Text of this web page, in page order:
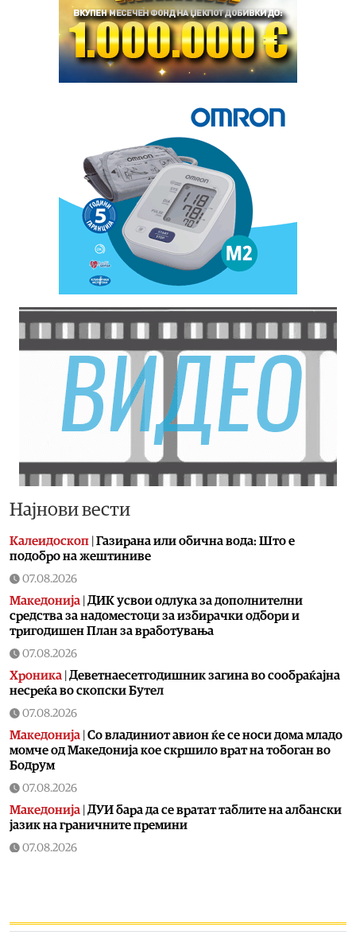
Најнови вести
Калеидоскоп Газирана или обична вода: Што е
подобро на жештиниве
07.08.2026
Македонија ДИК усвои одлука за дополнителни
средства за надоместоци за избирачки одбори и
тригодишен План за вработувања
07.08.2026
Хроника Деветнаесетгодишник загина во сообраќајна
несреќа во скопски Бутел
07.08.2026
Македонија Со владиниот авион ќе се носи дома младо
момче од Македонија кое скршило врат на тобоган во
Бодрум
07.08.2026
Македонија ДУИ бара да се вратат таблите на албански
јазик на граничните премини
07.08.2026
Економија|Нема потреба од воведување нови